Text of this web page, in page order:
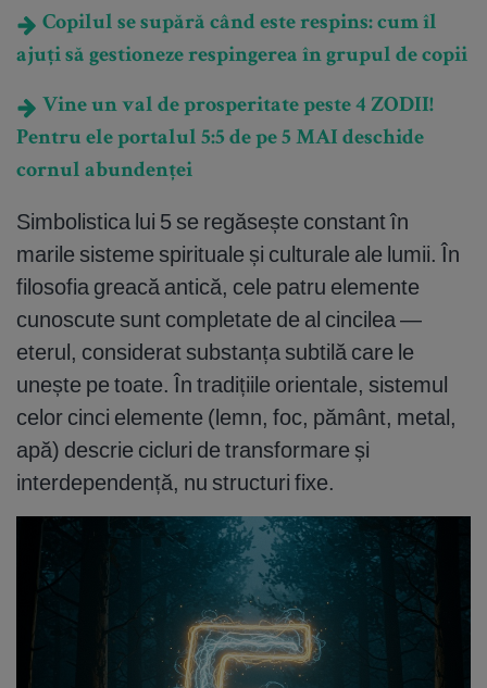
Copilul se supără când este respins: cum îl
ajuți să gestioneze respingerea în grupul de copii
Vine un val de prosperitate peste 4 ZODII!
Pentru ele portalul 5:5 de pe 5 MAI deschide
cornul abundenței
Simbolistica lui 5 se regăsește constant în
marile sisteme spirituale și culturale ale lumii. În
filosofia greacă antică, cele patru elemente
cunoscute sunt completate de al cincilea —
eterul, considerat substanța subtilă care le
unește pe toate. În tradițiile orientale, sistemul
celor cinci elemente (lemn, foc, pământ, metal,
apă) descrie cicluri de transformare și
interdependență, nu structuri fixe.